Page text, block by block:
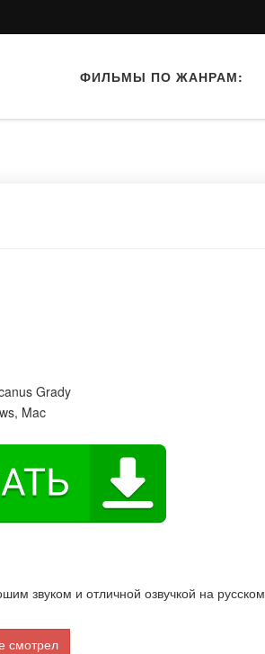
ФИЛЬМЫ ПО ЖАНРАМ:
Grady
Mac
звуком и отличной озвучкой на русском
смотрел